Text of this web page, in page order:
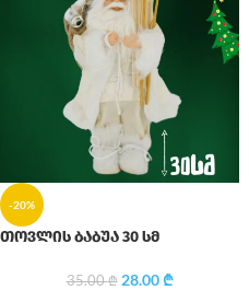
-20%
თოვლის ბაბუა 30 სმ
35.00₾ 28.00₾